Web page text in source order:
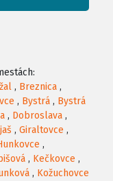
, Breznica ,
, Bystrá , Bystrá
, Dobroslava ,
, Giraltovce ,
,
, Kečkovce ,
, Kožuchovce